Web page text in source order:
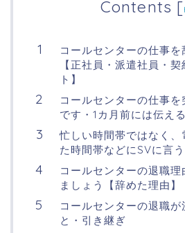
Contents [
コールセンターの仕事
【正社員・派遣社員・
ト】
コールセンターの仕事
です・1カ月前には伝える
忙しい時間帯ではなく
た時間帯などにSVに言
コールセンターの退職理
ましょう【辞めた理由】
コールセンターの退職が
と・引き継ぎ